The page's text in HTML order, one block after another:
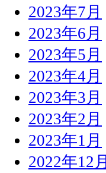
2023年7月
2023年6月
2023年5月
2023年4月
2023年3月
2023年2月
2023年1月
2022年12月